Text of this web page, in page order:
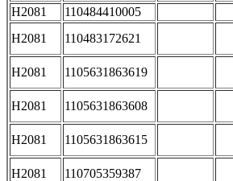
H2081
110484410005
H2081
110483172621
H2081 1105631863619
H2081 1105631863608
H2081 1105631863615
H2081 110705359387